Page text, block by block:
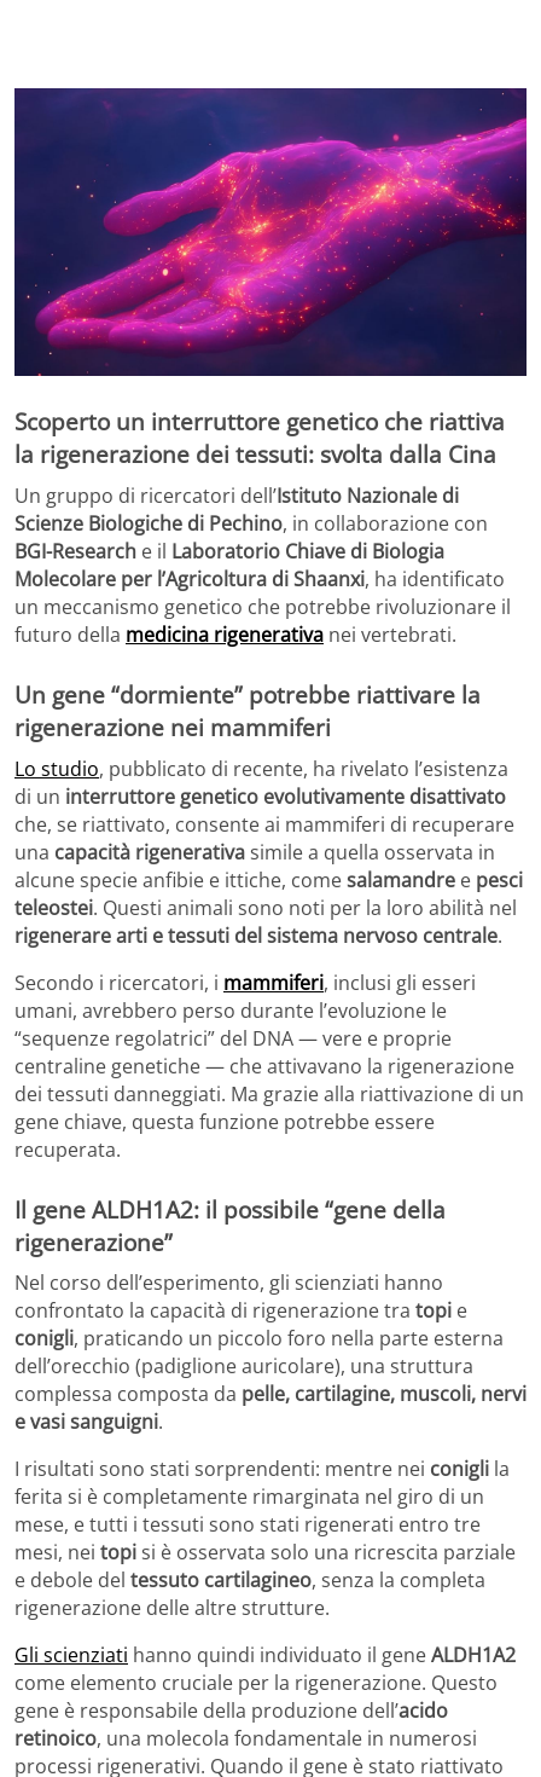
Scoperto un interruttore genetico che riattiva
la rigenerazione dei tessuti: svolta dalla Cina
Un gruppo di ricercatori dell’Istituto Nazionale di
Scienze Biologiche di Pechino, in collaborazione con
BGI-Research e il Laboratorio Chiave di Biologia
Molecolare per l’Agricoltura di Shaanxi, ha identificato
un meccanismo genetico che potrebbe rivoluzionare il
futuro della medicina rigenerativa nei vertebrati.
Un gene “dormiente” potrebbe riattivare la
rigenerazione nei mammiferi
Lo studio, pubblicato di recente, ha rivelato l’esistenza
di un interruttore genetico evolutivamente disattivato
che, se riattivato, consente ai mammiferi di recuperare
una capacità rigenerativasimile a quella osservata in
alcune specie anfibie e ittiche, comesalamandre e pesci
teleostei. Questi animali sono noti per la loro abilità nel
rigenerare arti e tessuti del sistema nervoso centrale.
Secondo i ricercatori, i mammiferi, inclusi gli esseri
umani, avrebbero perso durante l’evoluzione le
“sequenze regolatrici” del DNA — vere e proprie
centraline genetiche — che attivavano la rigenerazione
dei tessuti danneggiati. Ma grazie alla riattivazione di un
gene chiave, questa funzione potrebbe essere
recuperata.
Il gene ALDH1A2: il possibile “gene della
rigenerazione”
Nel corso dell’esperimento, gli scienziati hanno
confrontato la capacità di rigenerazione tra topi e
conigli, praticando un piccolo foro nella parte esterna
dell’orecchio (padiglione auricolare), una struttura
complessa composta da pelle, cartilagine, muscoli, nervi
e vasi sanguigni.
I risultati sono stati sorprendenti: mentre nei conigli la
ferita si è completamente rimarginata nel giro di un
mese, e tutti i tessuti sono stati rigenerati entro tre
mesi, nei topisi è osservata solo una ricrescita parziale
e debole del tessuto cartilagineo, senza la completa
rigenerazione delle altre strutture.
Gli scienziati hanno quindi individuato il geneALDH1A2
come elemento cruciale per la rigenerazione. Questo
gene è responsabile della produzione dell’acido
retinoico, una molecola fondamentale in numerosi
processi rigenerativi. Quando il gene è stato riattivato